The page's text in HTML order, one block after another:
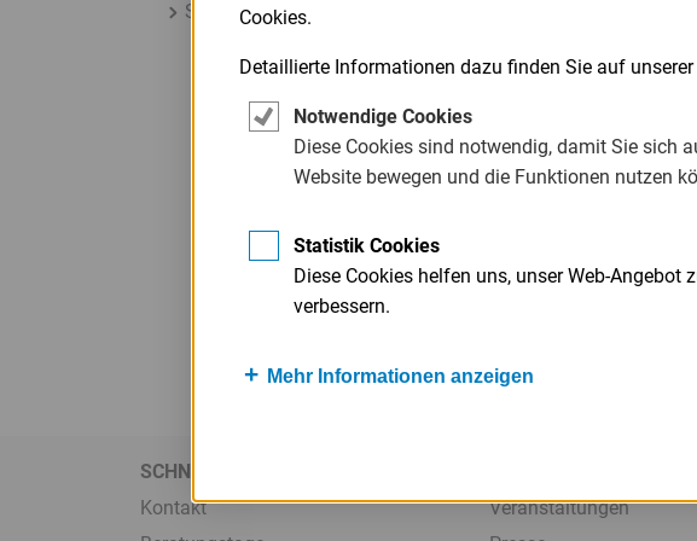
Stille Beteiligung
Personensicherheiten
von Maschinen,
zwischen
SCHNELLZUGRIFF
Kontakt
Veranstaltungen
Cookies.
Detaillierte Informationen dazu finden Sie auf unserer
Notwendige Cookies
Diese Cookies sind notwendig, damit Sie sich
Website bewegen und die Funktionen nutzen
Statistik Cookies
Diese Cookies helfen uns, unser Web-Angebot
verbessern.
Mehr Informationen anzeigen